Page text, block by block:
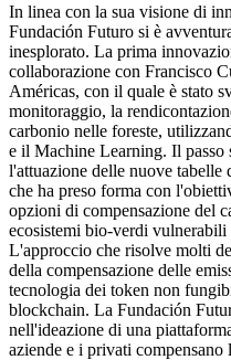
In linea con la sua visione di
Fundación Futuro si è
inesplorato. La prima
collaborazione con Francisco
Américas, con il quale è stato
monitoraggio, la
carbonio nelle foreste,
e il Machine Learning. Il passo
l'attuazione delle nuove tabelle
che ha preso forma con
opzioni di compensazione del
ecosistemi bio-verdi
L'approccio che risolve molti
della compensazione delle
tecnologia dei token non
blockchain. La Fundación
nell'ideazione di una
aziende e i privati